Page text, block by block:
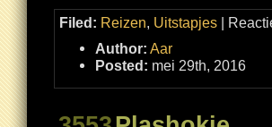
Filed: Reizen, Uitstapjes |
Author: Aar
Posted: mei 29th, 2016